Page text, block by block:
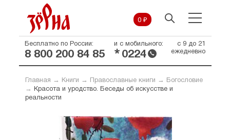
0 ₽
Бесплатно по России:
8 800 200 84 85
и с мобильного:
* 0224
с 9 до 21
ежедневно
Главная → Книги → Православные книги →
Богословие
→
Красота и уродство. Беседы об искусстве и
реальности